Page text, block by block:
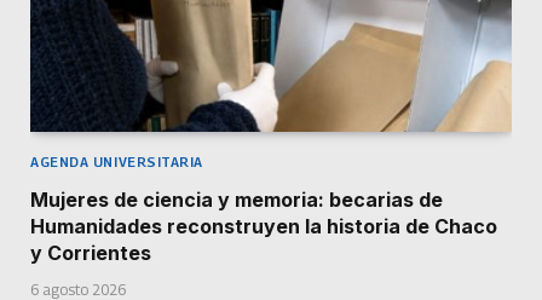
AGENDA UNIVERSITARIA
Mujeres de ciencia y memoria: becarias de
Humanidades reconstruyen la historia de Chaco
y Corrientes
6 agosto 2026